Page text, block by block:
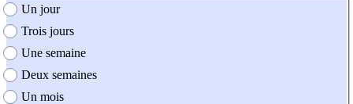
création de l'offre
Un jour
Trois jours
Une semaine
Deux semaines
Un mois